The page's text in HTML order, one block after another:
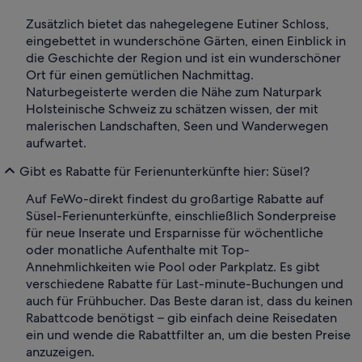
Zusätzlich bietet das nahegelegene Eutiner Schloss,
eingebettet in wunderschöne Gärten, einen Einblick in
die Geschichte der Region und ist ein wunderschöner
Ort für einen gemütlichen Nachmittag.
Naturbegeisterte werden die Nähe zum Naturpark
Holsteinische Schweiz zu schätzen wissen, der mit
malerischen Landschaften, Seen und Wanderwegen
aufwartet.
Gibt es Rabatte für Ferienunterkünfte hier: Süsel?
Auf FeWo-direkt findest du großartige Rabatte auf
Süsel-Ferienunterkünfte, einschließlich Sonderpreise
für neue Inserate und Ersparnisse für wöchentliche
oder monatliche Aufenthalte mit Top-
Annehmlichkeiten wie Pool oder Parkplatz. Es gibt
verschiedene Rabatte für Last-minute-Buchungen und
auch für Frühbucher. Das Beste daran ist, dass du keinen
Rabattcode benötigst – gib einfach deine Reisedaten
ein und wende die Rabattfilter an, um die besten Preise
anzuzeigen.